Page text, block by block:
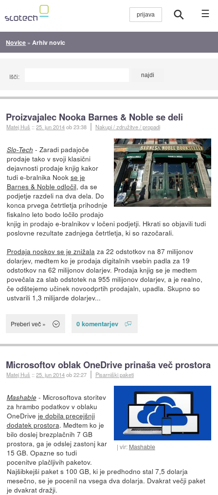
☰
Novice » Arhiv novic
Išči:
Proizvajalec Nooka Barnes & Noble se deli
Matej Huš ::25. jun 2014ob 23:38 Nakupi / združitve / propadi
Slo-Tech - Zaradi padajoče
prodaje tako v svoji klasični
dejavnosti prodaje knjig kakor
tudi e-bralnika Nook se je
Barnes & Noble odločil, da se
podjetje razdeli na dva dela. Do
konca prvega četrtletja prihodnje
fiskalno leto bodo ločilo prodajo
knjig in prodajo e-bralnikov v ločeni podjetji. Hkrati so objavili tudi
poslovne rezultate zadnjega četrtletja, ki so razočarali.
Prodaja nookov se je znižalaza 22 odstotkov na 87 milijonov
dolarjev, medtem ko je prodaja digitalnih vsebin padla za 19
odstotkov na 62 milijonov dolarjev. Prodaja knjig se je medtem
povečala za slab odstotek na 955 milijonov dolarjev, a je realno,
če odštejemo učinek novoodprtih prodajaln, upadla. Skupno so
ustvarili 1,3 milijarde dolarjev...
Preberi več » 0 komentarjev
Microsoftov oblak OneDrive prinaša več prostora
Matej Huš ::25. jun 2014ob 22:27 Pisarniški paketi
vir: Mashable
Mashable- Microsoftova storitev
za hrambo podatkov v oblaku
OneDrive je dobila precejšnji
dodatek prostora. Medtem ko je
bilo doslej brezplačnih 7 GB
prostora, ga je odslej zastonj kar
15 GB. Opazne so tudi
pocenitve plačljivih paketov.
Najšibkejši paket s 100 GB, ki je predhodno stal 7,5 dolarja
mesečno, se je pocenil na vsega dva dolarja. Dvakrat večji paket
je dvakrat dražji.